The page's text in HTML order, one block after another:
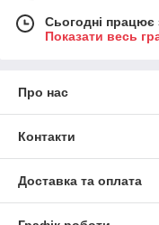
Сьогодні працює
Показати весь
Про нас
Контакти
Доставка та оплата